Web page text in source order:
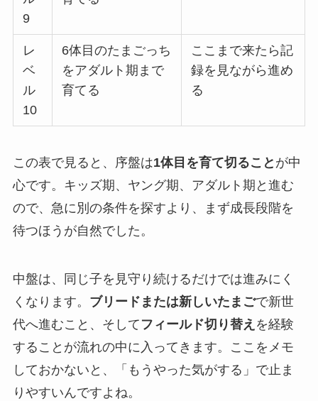
9
レ
ベ
ル
10
6体目のたまごっち
をアダルト期まで
育てる
ここまで来たら記
録を見ながら進め
る
この表で見ると、序盤は1体目を育て切ること が中
心です。キッズ期、ヤング期、アダルト期と進む
ので、急に別の条件を探すより、まず成長段階を
待つほうが自然でした。
中盤は、同じ子を見守り続けるだけでは進みにく
くなります。 ブリードまたは新しいたまごで新世
代へ進むこと、そして フィールド切り替え を経験
することが流れの中に入ってきます。ここをメモ
しておかないと、「もうやった気がする」で止ま
りやすいんですよね。